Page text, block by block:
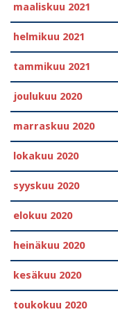
maaliskuu 2021
helmikuu 2021
tammikuu 2021
joulukuu 2020
marraskuu 2020
lokakuu 2020
syyskuu 2020
elokuu 2020
heinäkuu 2020
kesäkuu 2020
toukokuu 2020